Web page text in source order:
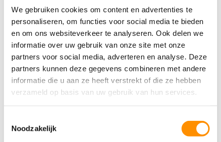
We gebruiken cookies om content en advertenties te
personaliseren, om functies voor social media te bieden
en om ons websiteverkeer te analyseren. Ook delen we
informatie over uw gebruik van onze site met onze
partners voor social media, adverteren en analyse. Deze
partners kunnen deze gegevens combineren met andere
informatie die u aan ze heeft verstrekt of die ze hebben
verzameld op basis van uw gebruik van hun services.
Noodzakelijk
Lidmaatschap
Wijziging doorgeven
Nieuwsbrieven
Leef3.nu magazine
Leef3.nu Zorgcollectief